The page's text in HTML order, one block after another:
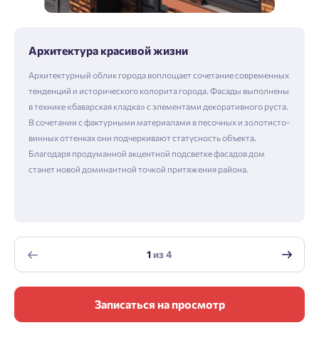
Архитектура красивой жизни
Архитектурный облик города воплощает сочетание современных
тенденций и исторического колорита города. Фасады выполнены
в технике «баварская кладка» с элементами декоративного руста.
В сочетании с фактурными материалами в песочных и золотисто-
винных оттенках они подчеркивают статусность объекта.
Благодаря продуманной акцентной подсветке фасадов дом
станет новой доминантной точкой притяжения района.
1из4
Записаться на просмотр